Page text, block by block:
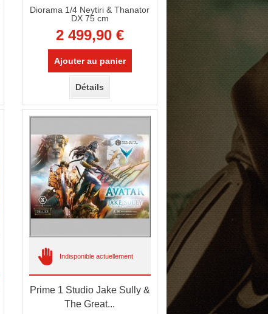
Diorama 1/4 Neytiri & Thanator
DX 75 cm
2 499,90 €
Ajouter au panier
Détails
Indisponible actuellement
Prime 1 Studio Jake Sully &
The Great...